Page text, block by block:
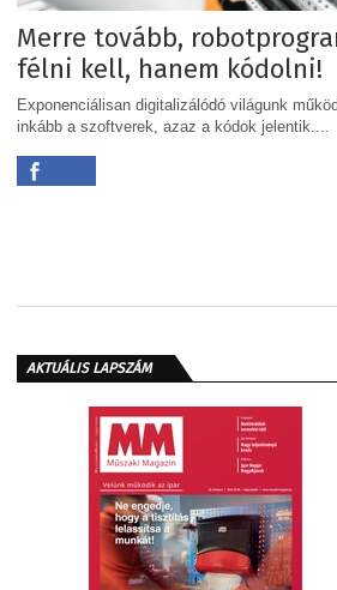
Merre tovább,
félni kell, hanem kódolni!
Exponenciálisan digitalizálódó világunk
inkább a szoftverek, azaz a kódok jelentik....
AKTUÁLIS LAPSZÁM